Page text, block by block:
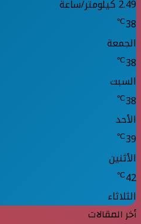
2.49 كيلومتر/ساعة
38
℃
الجمعة
38
℃
السبت
38
℃
الأحد
39
℃
الأثنين
42
℃
الثلاثاء
أخر المقالات